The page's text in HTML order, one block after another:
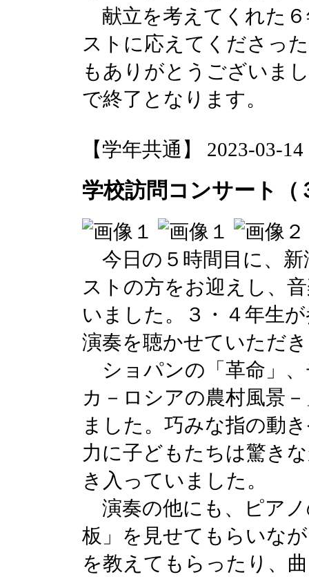
献立を考えてくれた
ストに応えてくださっ
もありがとうございま
で終了となります。
【学年共通】 2023-03-
学校訪問コンサート（
今日の５時間目に、新
ストの方をお迎えし、
いました。３・４年生
演奏を聴かせていただ
ショパンの「革命」
カ－ロシアの農村風景
ました。巧みな指の動
力に子どもたちは驚き
き入っていました。
演奏の他にも、ピア
板」を見せてもらいな
を教えてもらったり、